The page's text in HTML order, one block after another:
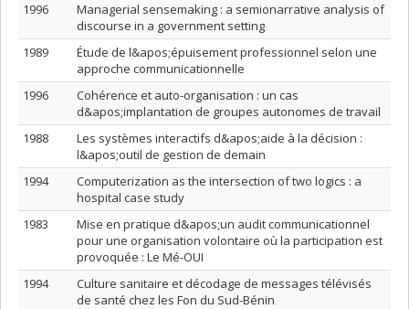
1996
Managerial sensemaking : a semionarrative analysis of
discourse in a government setting
1989
Étude de l&apos;épuisement professionnel selon une
approche communicationnelle
1996
Cohérence et auto-organisation : un cas
d&apos;implantation de groupes autonomes de travail
1988
Les systèmes interactifs d&apos;aide à la décision :
l&apos;outil de gestion de demain
1994
Computerization as the intersection of two logics : a
hospital case study
1983
Mise en pratique d&apos;un audit communicationnel
pour une organisation volontaire où la participation est
provoquée : Le Mé-OUI
1994
Culture sanitaire et décodage de messages télévisés
de santé chez les Fon du Sud-Bénin